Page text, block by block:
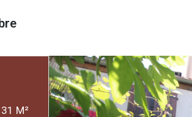
MAISON DE VILLAGE 7 PIÈCE(S) 3 CHAMBRE(S) 131 M²